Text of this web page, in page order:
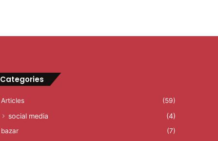
Categories
Articles (59)
social media (4)
bazar
(7)